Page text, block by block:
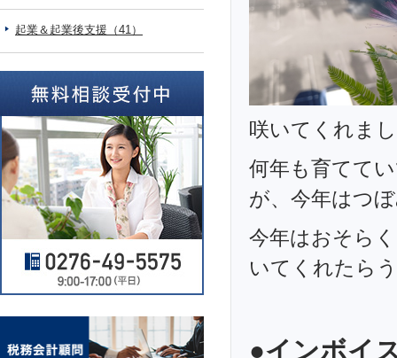
咲いてくれま
何年も育てて
が、今年はつ
今年はおそら
いてくれたら
●インボイ
起業＆起業後支援（41）